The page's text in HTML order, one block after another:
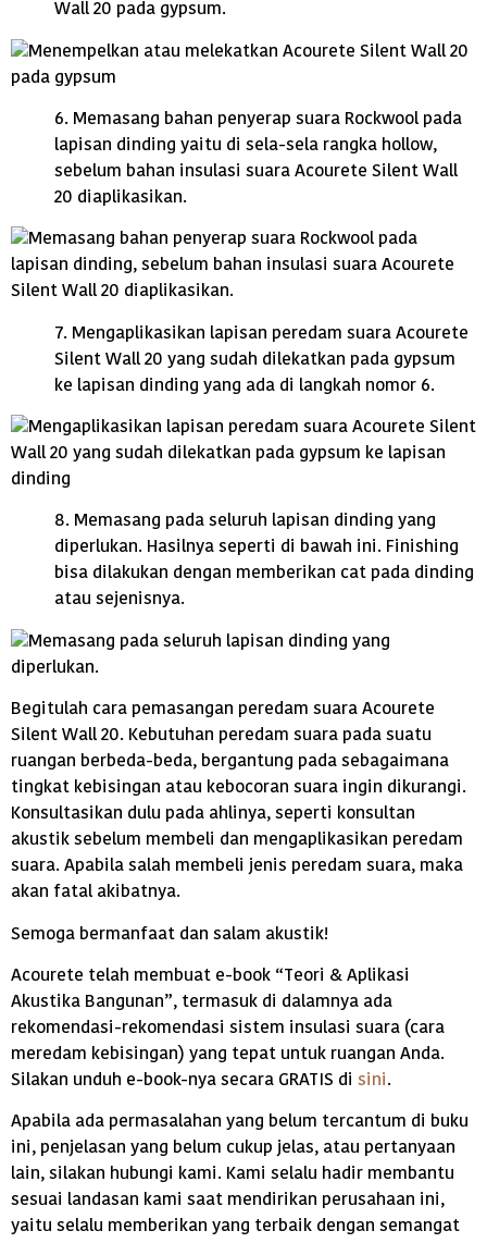
Wall 20 pada gypsum.
6. Memasang bahan penyerap suara Rockwool pada
lapisan dinding yaitu di sela-sela rangka hollow,
sebelum bahan insulasi suara Acourete Silent Wall
20 diaplikasikan.
7. Mengaplikasikan lapisan peredam suara Acourete
Silent Wall 20 yang sudah dilekatkan pada gypsum
ke lapisan dinding yang ada di langkah nomor 6.
8. Memasang pada seluruh lapisan dinding yang
diperlukan. Hasilnya seperti di bawah ini. Finishing
bisa dilakukan dengan memberikan cat pada dinding
atau sejenisnya.
Begitulah cara pemasangan peredam suara Acourete
Silent Wall 20. Kebutuhan peredam suara pada suatu
ruangan berbeda-beda, bergantung pada sebagaimana
tingkat kebisingan atau kebocoran suara ingin dikurangi.
Konsultasikan dulu pada ahlinya, seperti konsultan
akustik sebelum membeli dan mengaplikasikan peredam
suara. Apabila salah membeli jenis peredam suara, maka
akan fatal akibatnya.
Semoga bermanfaat dan salam akustik!
Acourete telah membuat e-book “Teori & Aplikasi
Akustika Bangunan”, termasuk di dalamnya ada
rekomendasi-rekomendasi sistem insulasi suara (cara
meredam kebisingan) yang tepat untuk ruangan Anda.
Silakan unduh e-book-nya secara GRATIS di sini.
Apabila ada permasalahan yang belum tercantum di buku
ini, penjelasan yang belum cukup jelas, atau pertanyaan
lain, silakan hubungi kami. Kami selalu hadir membantu
sesuai landasan kami saat mendirikan perusahaan ini,
yaitu selalu memberikan yang terbaik dengan semangat